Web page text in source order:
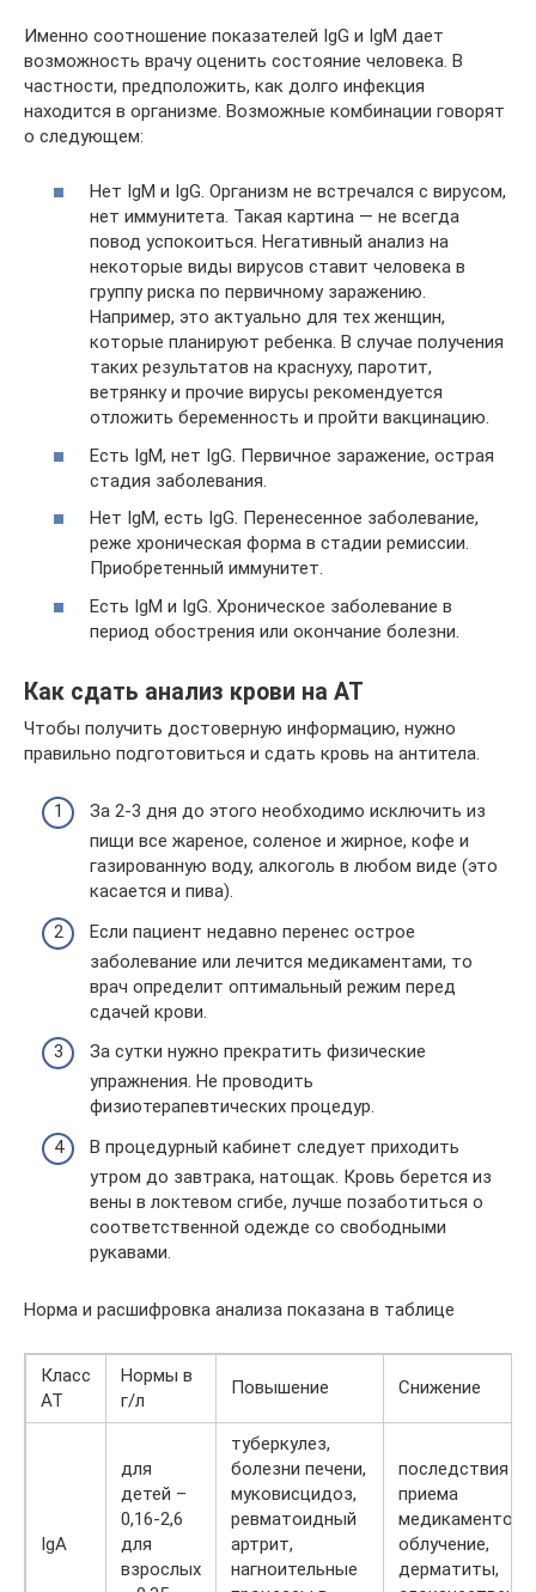
Именно соотношение показателей IgG и IgM дает
возможность врачу оценить состояние человека. В
частности, предположить, как долго инфекция
находится в организме. Возможные комбинации говорят
о следующем:
Нет IgM и IgG. Организм не встречался с вирусом,
нет иммунитета. Такая картина — не всегда
повод успокоиться. Негативный анализ на
некоторые виды вирусов ставит человека в
группу риска по первичному заражению.
Например, это актуально для тех женщин,
которые планируют ребенка. В случае получения
таких результатов на краснуху, паротит,
ветрянку и прочие вирусы рекомендуется
отложить беременность и пройти вакцинацию.
Есть IgM, нет IgG. Первичное заражение, острая
стадия заболевания.
Нет IgM, есть IgG. Перенесенное заболевание,
реже хроническая форма в стадии ремиссии.
Приобретенный иммунитет.
Есть IgM и IgG. Хроническое заболевание в
период обострения или окончание болезни.
Как сдать анализ крови на АТ
Чтобы получить достоверную информацию, нужно
правильно подготовиться и сдать кровь на антитела.
За 2-3 дня до этого необходимо исключить из
пищи все жареное, соленое и жирное, кофе и
газированную воду, алкоголь в любом виде (это
касается и пива).
Если пациент недавно перенес острое
заболевание или лечится медикаментами, то
врач определит оптимальный режим перед
сдачей крови.
За сутки нужно прекратить физические
упражнения. Не проводить
физиотерапевтических процедур.
В процедурный кабинет следует приходить
утром до завтрака, натощак. Кровь берется из
вены в локтевом сгибе, лучше позаботиться о
соответственной одежде со свободными
рукавами.
Норма и расшифровка анализа показана в таблице
Класс
АТ
Нормы в
г/л
Повышение Снижение
IgA
для
детей –
0,16-2,6
для
взрослых
туберкулез,
болезни печени,
муковисцидоз,
ревматоидный
артрит,
нагноительные
последствия
приема
медикаментов,
облучение,
дерматиты,